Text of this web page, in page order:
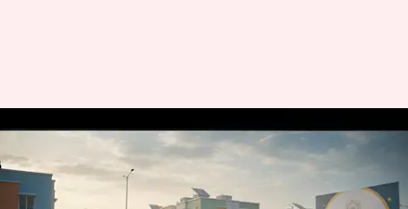
PMAY-U 2.0: ఏపీకి పీఎంఏవై-యు 2.0
కింద 12,370 కొత్త ఇళ్లకు కేంద్రం
గ్రీన్‌సిగ్నల్